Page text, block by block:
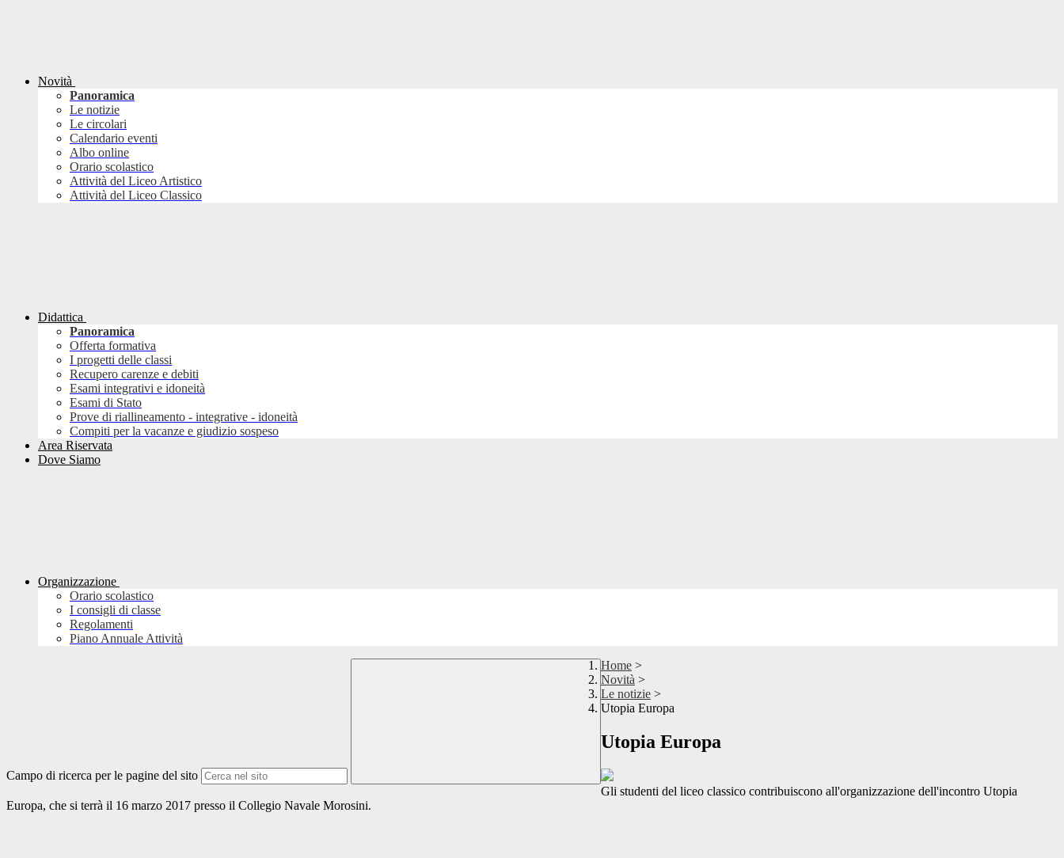
Novità
Panoramica
Le notizie
Le circolari
Calendario eventi
Albo online
Orario scolastico
Attività del Liceo Artistico
Attività del Liceo Classico
Didattica
Panoramica
Offerta formativa
I progetti delle classi
Recupero carenze e debiti
Esami integrativi e idoneità
Esami di Stato
Prove di riallineamento - integrative - idoneità
Compiti per la vacanze e giudizio sospeso
Area Riservata
Dove Siamo
Organizzazione
Orario scolastico
I consigli di classe
Regolamenti
Piano Annuale Attività
Campo di ricerca per le pagine del sito
Home >
Novità >
Le notizie >
Utopia Europa
Utopia Europa
Gli studenti del liceo classico contribuiscono all'organizzazione dell'incontro Utopia
Europa, che si terrà il 16 marzo 2017 presso il Collegio Navale Morosini.